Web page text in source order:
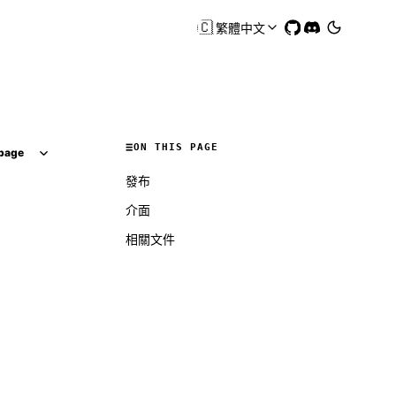
🇨🇳繁體中文
ON THIS PAGE
發布
介面
相關文件